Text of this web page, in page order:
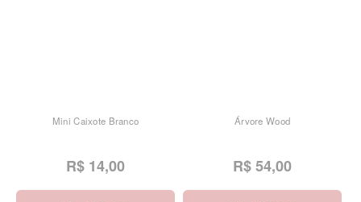
Mini Caixote Branco
R$ 14,00
Árvore Wood
R$ 54,00